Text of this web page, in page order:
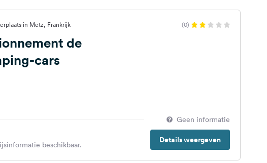
in Metz, Frankrijk (0)
de
cars
Geen informatie
Details weergeven
beschikbaar.